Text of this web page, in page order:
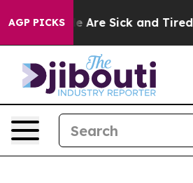
AGP PICKS
“People Are Sick and Tired of